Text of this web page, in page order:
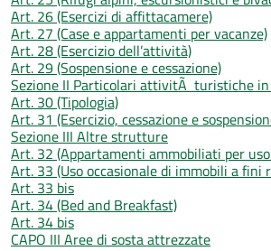
Art. 26 (Esercizi di affittacamere)
Art. 27 (Case e appartamenti per vacanze)
Art. 28 (Esercizio dell’attività)
Art. 29 (Sospensione e cessazione)
Sezione II Particolari attivitÃ turistiche
Art. 30 (Tipologia)
Art. 31 (Esercizio, cessazione e
Sezione III Altre strutture
Art. 32 (Appartamenti ammobiliati per
Art. 33 (Uso occasionale di immobili a fini
Art. 33 bis
Art. 34 (Bed and Breakfast)
Art. 34 bis
CAPO III Aree di sosta attrezzate